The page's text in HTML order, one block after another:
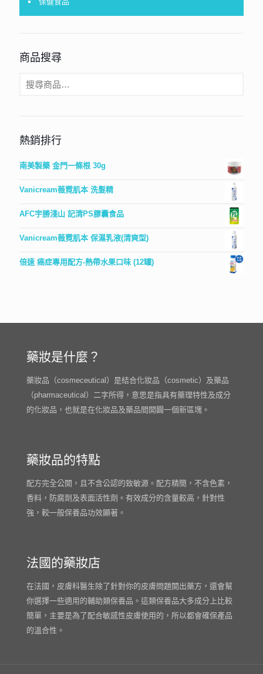
商品搜尋
熱銷排行
南美製藥 金門一條根 30g
Vanicream薇霓肌本 洗髮精
AFC宇勝淺山 記清PS膠囊食品
Vanicream薇霓肌本 保濕乳液(清爽型)
倍速 癌症專用配方-熱帶水果口味 (12罐)
藥妝是什麼？
藥妝品（cosmeceutical）是結合化妝品（cosmetic）及藥品
（pharmaceutical）二字所得，意思是指具有藥理特性及成分
的化妝品，也就是在化妝品及藥品間開闢一個新區塊。
藥妝品的特點
配方完全公開，且不含公認的致敏源。配方精簡，不含色素，
香料，防腐劑及表面活性劑。有效成分的含量較高，針對性
強，較一般保養品功效顯著。
法國的藥妝店
在法國，皮膚科醫生除了針對你的皮膚問題開出藥方，還會幫
你選擇一些適用的輔助類保養品。這類保養品大多成分上比較
簡單，主要是為了配合敏感性皮膚使用的，所以都會確保產品
的溫合性。